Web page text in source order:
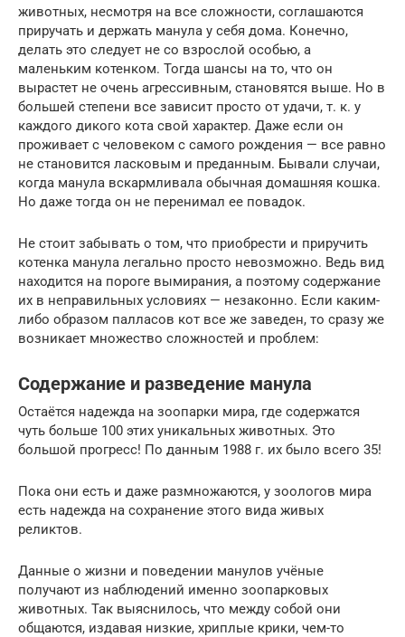
животных, несмотря на все сложности, соглашаются
приручать и держать манула у себя дома. Конечно,
делать это следует не со взрослой особью, а
маленьким котенком. Тогда шансы на то, что он
вырастет не очень агрессивным, становятся выше. Но в
большей степени все зависит просто от удачи, т. к. у
каждого дикого кота свой характер. Даже если он
проживает с человеком с самого рождения — все равно
не становится ласковым и преданным. Бывали случаи,
когда манула вскармливала обычная домашняя кошка.
Но даже тогда он не перенимал ее повадок.
Не стоит забывать о том, что приобрести и приручить
котенка манула легально просто невозможно. Ведь вид
находится на пороге вымирания, а поэтому содержание
их в неправильных условиях — незаконно. Если каким-
либо образом палласов кот все же заведен, то сразу же
возникает множество сложностей и проблем:
Содержание и разведение манула
Остаётся надежда на зоопарки мира, где содержатся
чуть больше 100 этих уникальных животных. Это
большой прогресс! По данным 1988 г. их было всего 35!
Пока они есть и даже размножаются, у зоологов мира
есть надежда на сохранение этого вида живых
реликтов.
Данные о жизни и поведении манулов учёные
получают из наблюдений именно зоопарковых
животных. Так выяснилось, что между собой они
общаются, издавая низкие, хриплые крики, чем-то